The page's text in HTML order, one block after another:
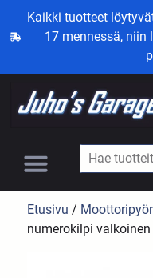
Kaikki tuotteet
17 mennessä, niin
Etusivu /
numerokilpi